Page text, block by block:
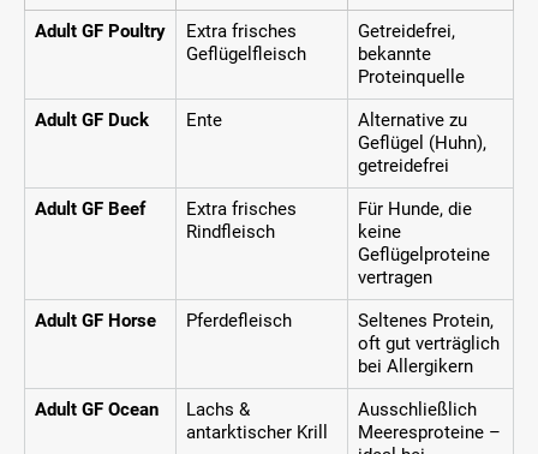
Adult GF Poultry
Extra frisches
Geflügelfleisch
Getreidefrei,
bekannte
Proteinquelle
Adult GF Duck
Ente
Alternative zu
Geflügel (Huhn),
getreidefrei
Adult GF Beef
Extra frisches
Rindfleisch
Für Hunde, die
keine
Geflügelproteine
vertragen
Adult GF Horse
Pferdefleisch
Seltenes Protein,
oft gut verträglich
bei Allergikern
Adult GF Ocean
Lachs &
antarktischer Krill
Ausschließlich
Meeresproteine –